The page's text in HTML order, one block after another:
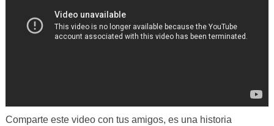
Comparte este video con tus amigos, es una historia